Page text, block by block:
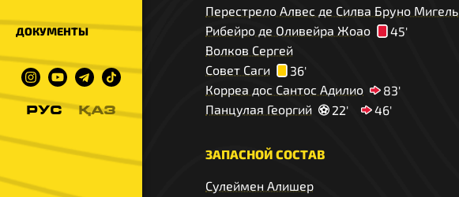
ДОКУМЕНТЫ
РУС ҚАЗ
Перестрело Алвес де Силва Бруно Мигель
Рибейро де Оливейра Жоао
45'
Волков Сергей
Совет Саги
36'
Корреа дос Сантос Адилио
83'
Панцулая Георгий
22' 46'
ЗАПАСНОЙ СОСТАВ
Сулеймен Алишер